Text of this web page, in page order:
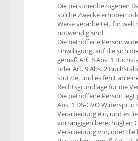
Die personenbezogenen
solche Zwecke erhoben
Weise verarbeitet, für
notwendig sind.
Die betroffene Person
Einwilligung, auf die sich
gemäß Art. 6 Abs. 1
oder Art. 9 Abs. 2
stützte, und es fehlt an
Rechtsgrundlage für die
Die betroffene Person legt
Abs. 1 DS-GVO
Verarbeitung ein, und es
vorrangigen berechtigten
Verarbeitung vor, oder